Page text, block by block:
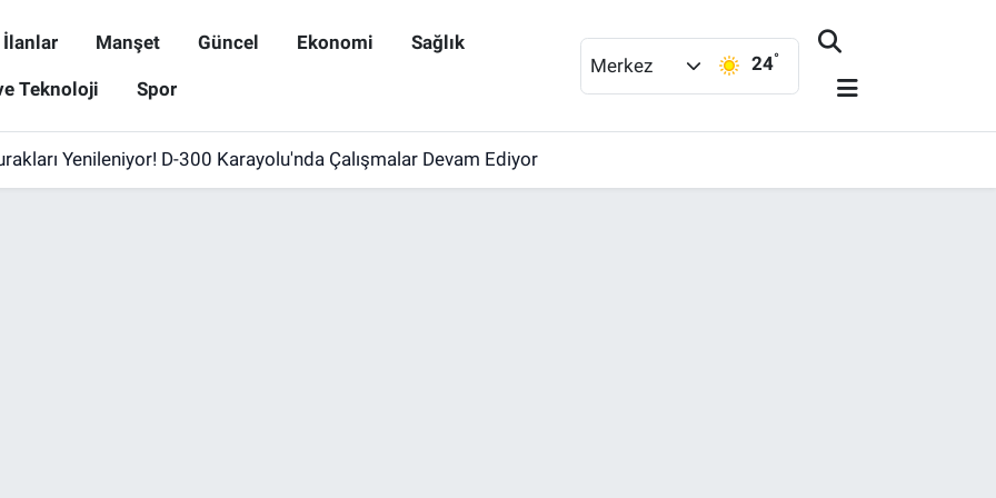
İlanlar Manşet Güncel Ekonomi Sağlık
Teknoloji Spor
Merkez 24°
Yenileniyor! D-300 Karayolu'nda Çalışmalar Devam Ediyor